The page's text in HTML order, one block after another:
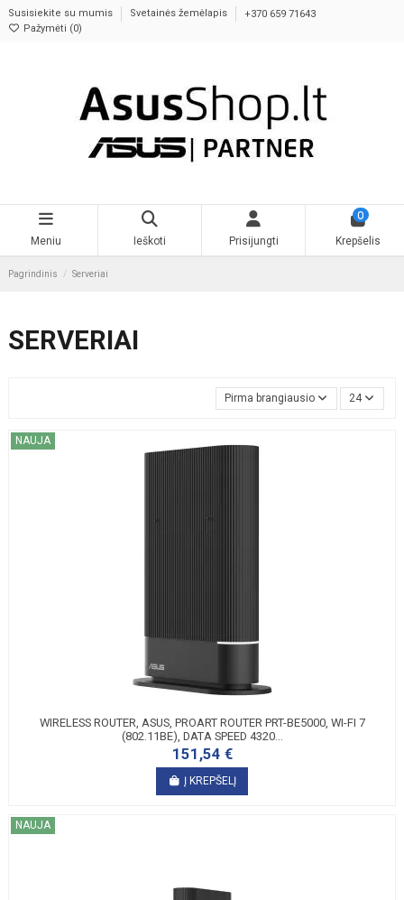
Susisiekite su mumis Svetainės žemėlapis
+370 659 71643
Pažymėti (0)
Meniu Ieškoti Prisijungti
0
Krepšelis
Pagrindinis Serveriai
SERVERIAI
Pirma brangiausios 24
NAUJA
WIRELESS ROUTER, ASUS, PROART ROUTER PRT-BE5000, WI-FI 7
(802.11BE), DATA SPEED 4320...
151,54 €
Į KREPŠELĮ
NAUJA